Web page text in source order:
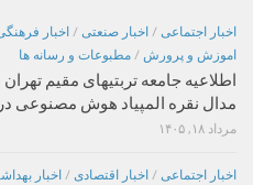
اخبار اجتماعی / اخبار صنعتی / اخبار
اموزش و پرورش / مطبوعات و رسانه ها
اطلاعیه جامعه تربتیهای مقیم
مدال نقره المپیاد هوش مصنوعی
مرداد ۱۸, ۱۴۰۵
اخبار اجتماعی / اخبار اقتصادی / اخبار